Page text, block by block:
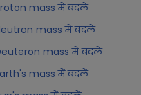
mass में बदलें
mass में बदलें
mass में बदलें
mass में बदलें